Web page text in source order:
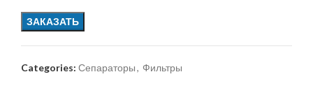
ЗАКАЗАТЬ
Categories: Сепараторы, Фильтры